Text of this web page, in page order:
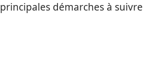
démarches à suivre